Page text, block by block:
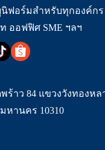
ฟอร์มสำหรับทุกองค์ก
ออฟฟิศ SME ฯลฯ
พร้าว 84 แขวงวังทองหล
หานคร 10310